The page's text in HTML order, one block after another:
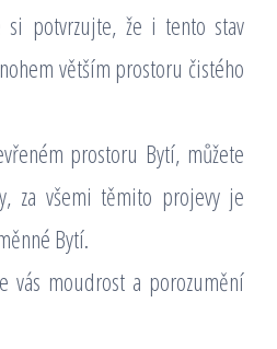
potvrzujte, že i tento stav
větším prostoru čistého
prostoru Bytí, můžete
za všemi těmito projevy je
Bytí.
vás moudrost a porozumění